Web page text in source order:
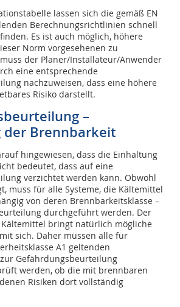
lassen sich die gemäß EN
Berechnungsrichtlinien schnell
Es ist auch möglich, höhere
Norm vorgesehenen zu
der Planer/Installateur/Anwender
eine entsprechende
nachzuweisen, dass eine höhere
Risiko darstellt.
–
der Brennbarkeit
hingewiesen, dass die Einhaltung
bedeutet, dass auf eine
verzichtet werden kann. Obwohl
muss für alle Systeme, die Kältemittel
von deren Brennbarkeitsklasse –
durchgeführt werden. Der
bringt natürlich mögliche
sich. Daher müssen alle für
A1 geltenden
Gefährdungsbeurteilung
werden, ob die mit brennbaren
Risiken dort vollständig